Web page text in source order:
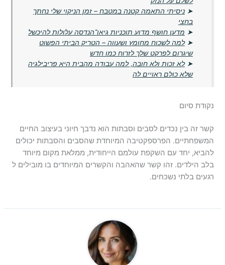
➤ניסיתי התאמה קטנה במטבח – זמן הניקוי שלי נחתך
בחצי
➤ מדען חושף מדוע תוכניות גיאו־הנדסה עלולות להיכשל
➤למה לשכוח מחומץ ושעווה – הטריק הביתי הפשוט
שיגרום לפרקט שלך לזרוח כמו חדש
➤לא זכות ולא חובה, למה עבודה מהבית היא פריבילגיה
שלא כולם ראויים לה
נקודת סיום
קשר זה בין נכדים לסבים וסבתות הוא נדבך חיוני בעיצוב החיים
המשפחתיים. הפרספקטיבה המיוחדת שהסבים והסבתות יכולים
להביא, יחד עם השקפת עולמם הייחודית, ממלאת מקום מיוחד
בלב הילדים. זהו קשר שהאהבה והקשרים המיוחדים בו מובילים ל
רגעים בלתי נשכחים.